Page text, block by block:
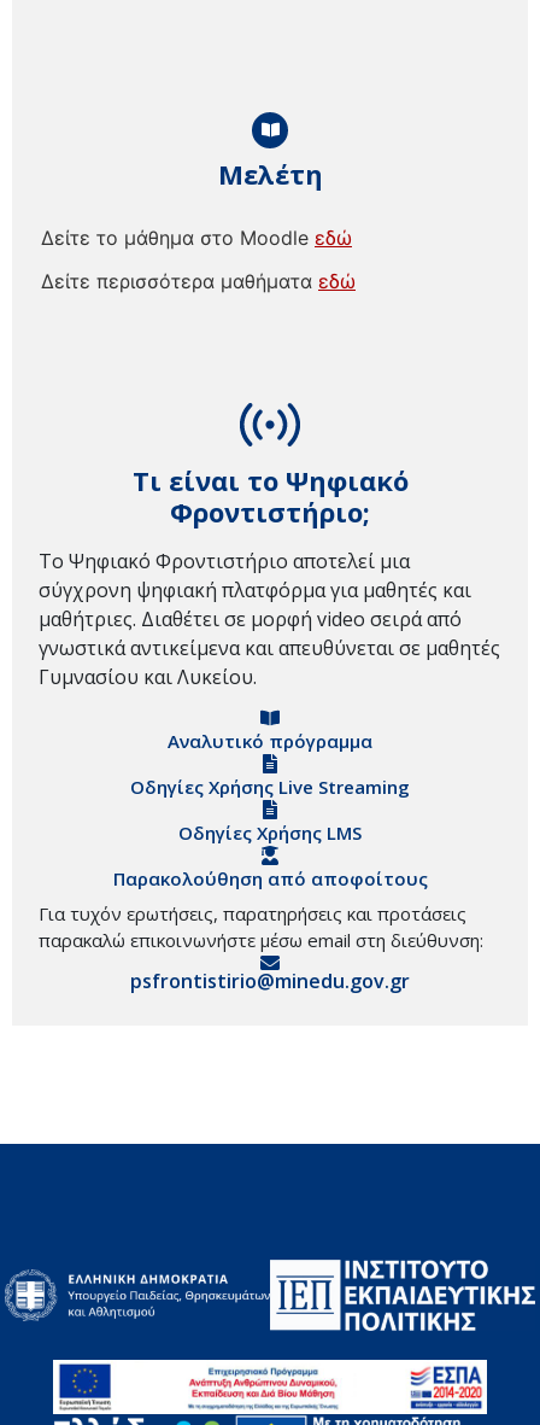
Τι είναι το Ψηφιακό
Φροντιστήριο;
Το Ψηφιακό Φροντιστήριο αποτελεί μια
σύγχρονη ψηφιακή πλατφόρμα για μαθητές και
μαθήτριες. Διαθέτει σε μορφή video σειρά από
γνωστικά αντικείμενα και απευθύνεται σε μαθητές
Γυμνασίου και Λυκείου.
Αναλυτικό πρόγραμμα
Οδηγίες Χρήσης Live Streaming
Οδηγίες Χρήσης LMS
Παρακολούθηση από αποφοίτους
Για τυχόν ερωτήσεις, παρατηρήσεις και προτάσεις
παρακαλώ επικοινωνήστε μέσω email στη διεύθυνση:
psfrontistirio@minedu.gov.gr
Μελέτη
Δείτε το μάθημα στο Moodle εδώ
Δείτε περισσότερα μαθήματα εδώ